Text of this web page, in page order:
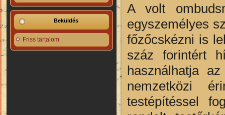
Beküldés
Friss tartalom
A volt
egyszemélyes
főzőcskézni is
száz forintért
használhatja
nemzetközi
testépítéssel